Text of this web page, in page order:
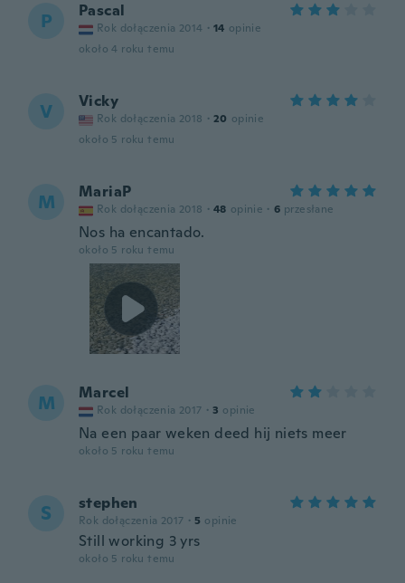
P Pascal
Rok dołączenia 2014 · 14 opinie
około 4 roku temu
V Vicky
Rok dołączenia 2018 · 20 opinie
około 5 roku temu
M MariaP
Rok dołączenia 2018 · 48 opinie · 6 przesłane
Nos ha encantado.
około 5 roku temu
M Marcel
Rok dołączenia 2017 · 3 opinie
Na een paar weken deed hij niets meer
około 5 roku temu
S stephen
Rok dołączenia 2017 · 5 opinie
Still working 3 yrs
około 5 roku temu